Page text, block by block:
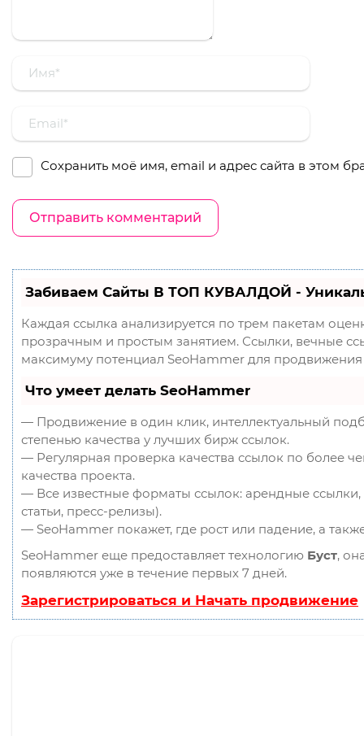
Сохранить моё имя, email и адрес сайта в этом
Забиваем Сайты В ТОП КУВАЛДОЙ -
Каждая ссылка анализируется по трем пакетам
прозрачным и простым занятием. Ссылки, вечные
максимуму потенциал SeoHammer для продвижения
Что умеет делать SeoHammer
— Продвижение в один клик, интеллектуальный
степенью качества у лучших бирж ссылок.
— Регулярная проверка качества ссылок по более
качества проекта.
— Все известные форматы ссылок: арендные
статьи, пресс-релизы).
— SeoHammer покажет, где рост или падение, а
SeoHammer еще предоставляет технологию Буст,
появляются уже в течение первых 7 дней.
Зарегистрироваться и Начать продвижение